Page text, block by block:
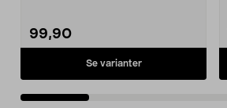
99,90
Se varianter